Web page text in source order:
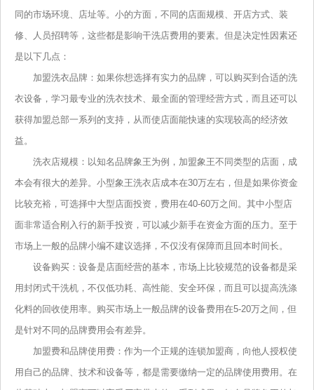
同的市场环境、店址等。小的方面，不同的店面规模、开店方式、装
修、人员招聘等，这些都是影响干洗店费用的要素。但是决定性因素还
是以下几点：
加盟洗衣品牌：如果你想选择有实力的品牌，可以购买到合适的洗
衣设备，学习最专业的洗衣技术、最全面的管理经营方式，而且还可以
获得加盟总部一系列的支持，从而使店面能快速的实现较高的经济效
益。
洗衣店规模：以知名品牌象王为例，加盟象王不同类型的店面，成
本会有很大的差异。小型象王洗衣店成本在30万左右，但是如果你资金
比较充裕，可选择中大型店面投资，费用在40-60万之间。其中小型店
面非常适合刚入行的新手投资，可以减少新手在资金方面的压力。至于
市场上一般的品牌小编不建议选择，不仅没有保障而且回本时间长。
设备购买：设备是店面经营的基本，市场上比较规范的设备都是采
用封闭式干洗机，不仅低功耗、高性能、安全环保，而且可以提高洗涤
化料的回收使用率。购买市场上一般品牌的设备费用在5-20万之间，但
是针对不同的品牌费用会有差异。
加盟费和品牌使用费：作为一个正规的连锁加盟商，向他人授权使
用自己的品牌、技术和设备等，都是需要缴纳一定的品牌使用费用。在